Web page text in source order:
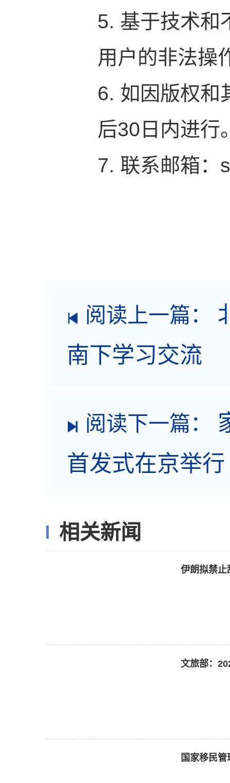
5. 基于技术和
用户的非法操
6. 如因版权和
后30日内进行
7. 联系邮箱
阅读上一篇：
南下学习交流
阅读下一篇：
首发式在京举行
相关新闻
伊朗拟禁止
文旅部：
国家移民